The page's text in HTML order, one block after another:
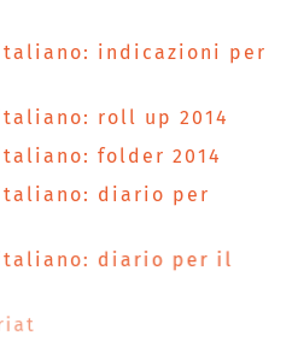
indicazioni per
roll up 2014
folder 2014
diario per
diario per il